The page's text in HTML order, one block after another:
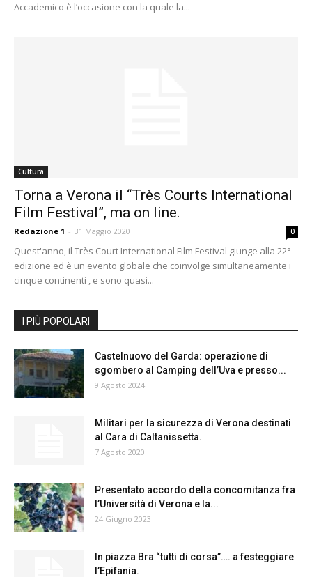
Accademico è l’occasione con la quale la...
Cultura
Torna a Verona il “Très Courts International
Film Festival”, ma on line.
Redazione 1 - 31 Maggio 2020 0
Quest'anno, il Très Court International Film Festival giunge alla 22°
edizione ed è un evento globale che coinvolge simultaneamente i
cinque continenti , e sono quasi...
I PIÙ POPOLARI
Castelnuovo del Garda: operazione di
sgombero al Camping dell’Uva e presso...
9 Agosto 2024
Militari per la sicurezza di Verona destinati
al Cara di Caltanissetta.
7 Agosto 2020
Presentato accordo della concomitanza fra
l’Università di Verona e la...
24 Giugno 2023
In piazza Bra “tutti di corsa”…. a festeggiare
l’Epifania.